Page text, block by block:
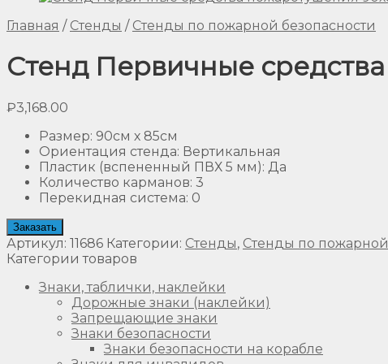
Главная / Стенды / Стенды по пожарной безопасности
Стенд Первичные
₽3,168.00
Размер: 90см х 85см
Ориентация стенда: Вертикальная
Пластик (вспененный ПВХ 5 мм): Да
Количество карманов: 3
Перекидная система: 0
Заказать
Артикул: 11686 Категории: Стенды, Стенды по пожарной
Категории товаров
Знаки, таблички, наклейки
Дорожные знаки (наклейки)
Запрещающие знаки
Знаки безопасности
Знаки безопасности на корабле